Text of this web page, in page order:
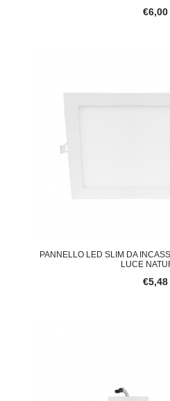
€6,00
PANNELLO LED SLIM DA
LUCE
€5,48